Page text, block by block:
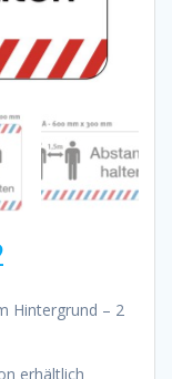
Hintergrund – 2
erhältlich